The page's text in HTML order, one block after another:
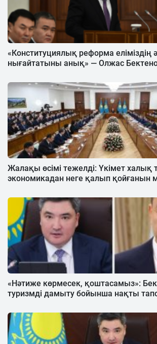
«Конституциялық реформа еліміздің
нығайтатыны анық» — Олжас
Жалақы өсімі тежелді: Үкімет халық
экономикадан неге қалып қойғанын
«Нәтиже көрмесек, қоштасамыз»:
туризмді дамыту бойынша нақты